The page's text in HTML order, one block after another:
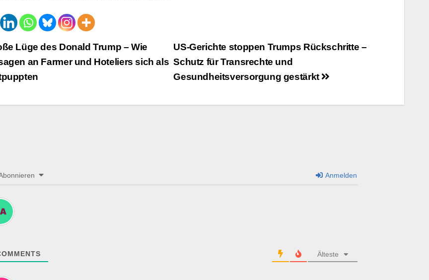
US-Gerichte stoppen Trumps Rückschritte –
Schutz für Transrechte und
Gesundheitsversorgung gestärkt
Lüge des Donald Trump – Wie
an Farmer und Hoteliers sich als
Anmelden
Älteste